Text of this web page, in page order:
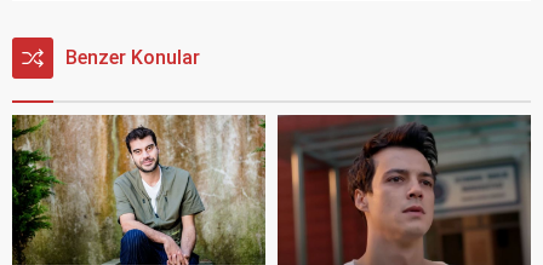
Benzer Konular